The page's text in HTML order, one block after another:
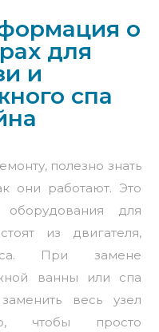
о
для
и
спа
полезно знать
они работают. Это
для
из двигателя,
При замене
ванны или спа
весь узел
чтобы просто